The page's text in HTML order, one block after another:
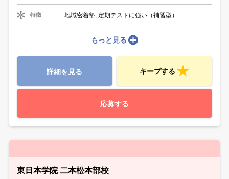
特徴 地域密着塾, 定期テストに強い（補習型）
もっと見る
詳細を見る キープする
応募する
東日本学院 二本松本部校